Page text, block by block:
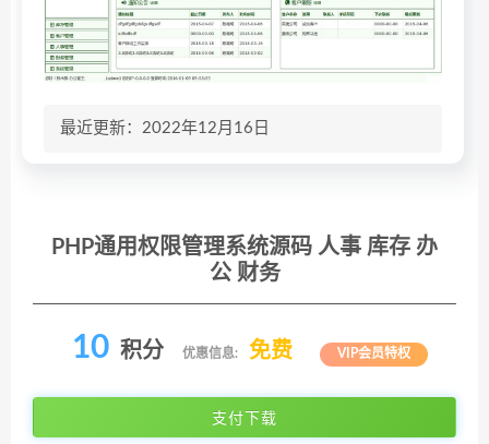
最近更新：2022年12月16日
PHP通用权限管理系统源码 人事 库存 办
公 财务
10 积分 优惠信息: 免费 VIP会员特权
支付下载